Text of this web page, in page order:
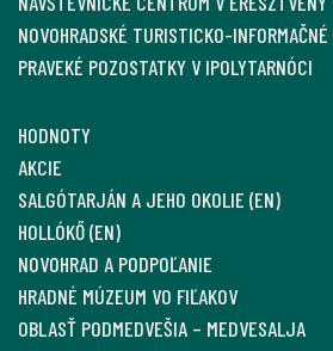
NOVOHRADSKÉ TURISTICKO-
PRAVEKÉ POZOSTATKY V IPOLYTARNÓCI
HODNOTY
AKCIE
SALGÓTARJÁN A JEHO OKOLIE (EN)
HOLLÓKŐ (EN)
NOVOHRAD A PODPOĽANIE
HRADNÉ MÚZEUM VO FIĽAKOV
OBLASŤ PODMEDVEŠIA – MEDVESALJA